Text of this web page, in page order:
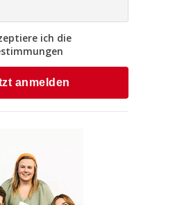
ich die